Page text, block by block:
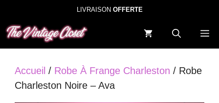
contenu
LIVRAISON OFFERTE
Accueil / Robe À Frange Charleston / Robe
Charleston Noire – Ava